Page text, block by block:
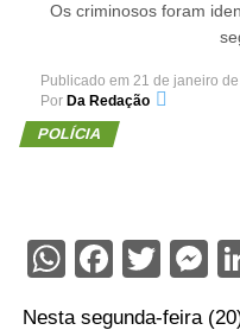
Os criminosos foram
Publicado em 21 de janeiro
Por Da Redação
POLÍCIA
WhatsApp
Nesta segunda-feira